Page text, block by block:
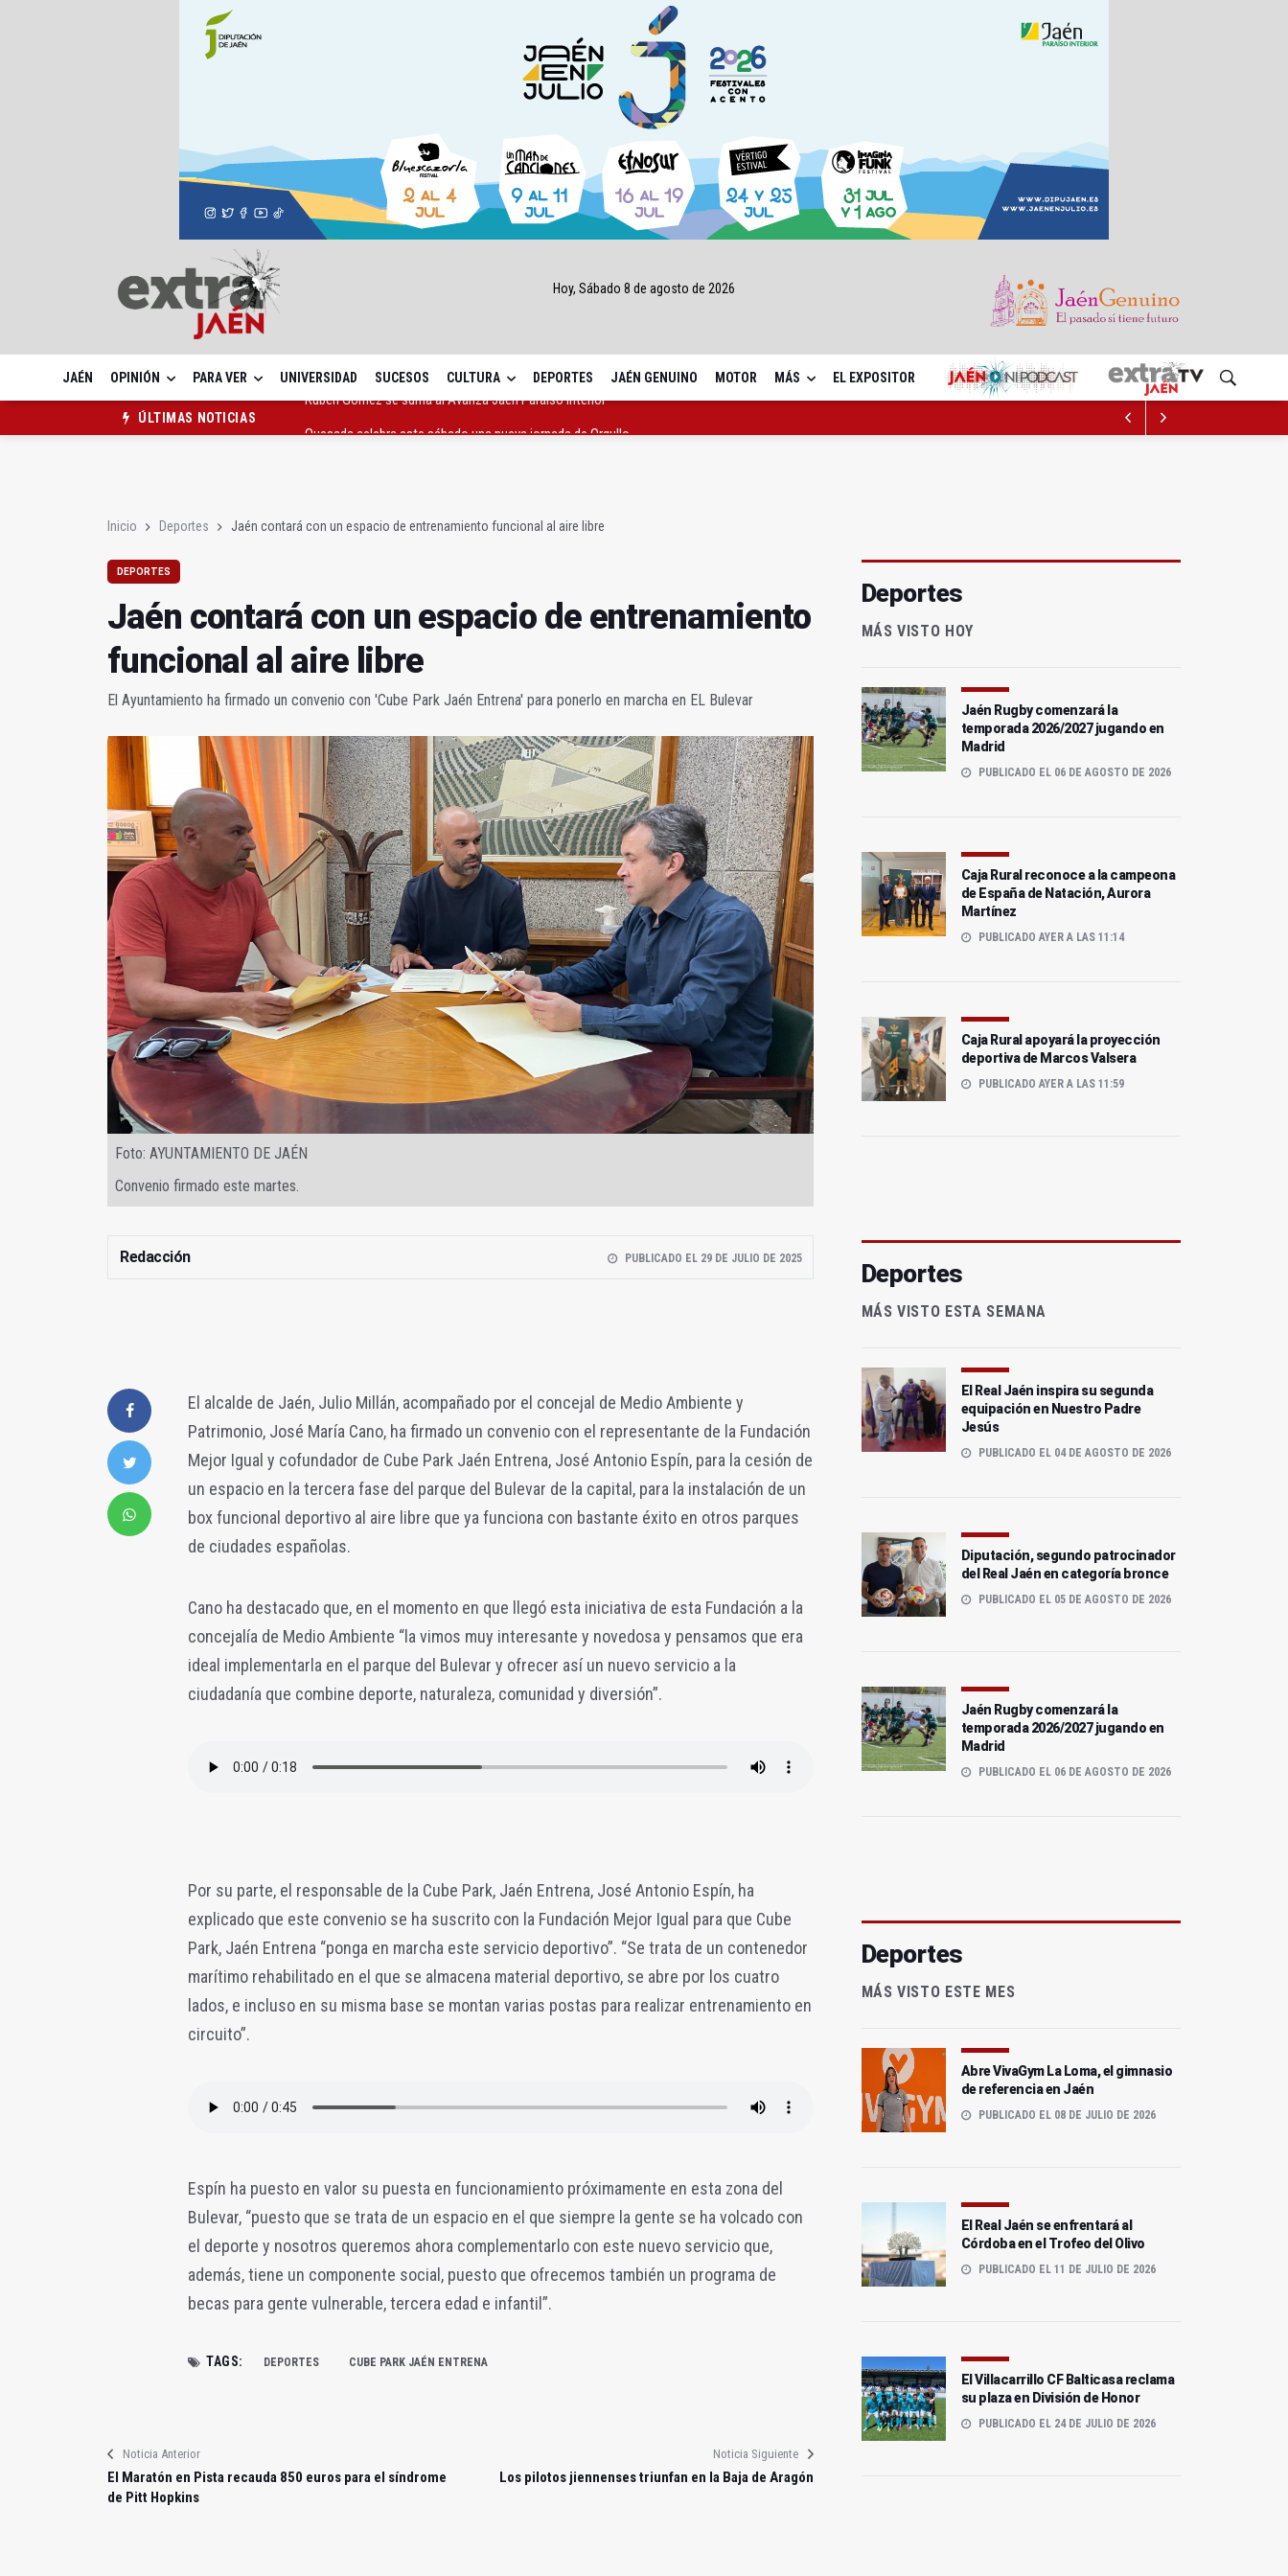
Hoy, Sábado 8 de agosto de 2026
JAÉN OPINIÓN PARA VER UNIVERSIDAD SUCESOS CULTURA DEPORTES JAÉN GENUINO MOTOR MÁS EL EXPOSITOR
ÚLTIMAS NOTICIAS
Inicio Deportes Jaén contará con un espacio de entrenamiento funcional al aire libre
DEPORTES
Jaén contará con un espacio de entrenamiento
funcional al aire libre
El Ayuntamiento ha firmado un convenio con 'Cube Park Jaén Entrena' para ponerlo en marcha en EL Bulevar
Foto: AYUNTAMIENTO DE JAÉN
Convenio firmado este martes.
Redacción PUBLICADO EL 29 DE JULIO DE 2025
El alcalde de Jaén, Julio Millán, acompañado por el concejal de Medio Ambiente y
Patrimonio, José María Cano, ha firmado un convenio con el representante de la Fundación
Mejor Igual y cofundador de Cube Park Jaén Entrena, José Antonio Espín, para la cesión de
un espacio en la tercera fase del parque del Bulevar de la capital, para la instalación de un
box funcional deportivo al aire libre que ya funciona con bastante éxito en otros parques
de ciudades españolas.
Cano ha destacado que, en el momento en que llegó esta iniciativa de esta Fundación a la
concejalía de Medio Ambiente “la vimos muy interesante y novedosa y pensamos que era
ideal implementarla en el parque del Bulevar y ofrecer así un nuevo servicio a la
ciudadanía que combine deporte, naturaleza, comunidad y diversión”.
Por su parte, el responsable de la Cube Park, Jaén Entrena, José Antonio Espín, ha
explicado que este convenio se ha suscrito con la Fundación Mejor Igual para que Cube
Park, Jaén Entrena “ponga en marcha este servicio deportivo”. “Se trata de un contenedor
marítimo rehabilitado en el que se almacena material deportivo, se abre por los cuatro
lados, e incluso en su misma base se montan varias postas para realizar entrenamiento en
circuito”.
Espín ha puesto en valor su puesta en funcionamiento próximamente en esta zona del
Bulevar, “puesto que se trata de un espacio en el que siempre la gente se ha volcado con
el deporte y nosotros queremos ahora complementarlo con este nuevo servicio que,
además, tiene un componente social, puesto que ofrecemos también un programa de
becas para gente vulnerable, tercera edad e infantil”.
TAGS: DEPORTES CUBE PARK JAÉN ENTRENA
Noticia Anterior
El Maratón en Pista recauda 850 euros para el síndrome
de Pitt Hopkins
Noticia Siguiente
Los pilotos jiennenses triunfan en la Baja de Aragón
Deportes
MÁS VISTO HOY
Jaén Rugby comenzará la
temporada 2026/2027 jugando en
Madrid
PUBLICADO EL 06 DE AGOSTO DE 2026
Caja Rural reconoce a la campeona
de España de Natación, Aurora
Martínez
PUBLICADO AYER A LAS 11:14
Caja Rural apoyará la proyección
deportiva de Marcos Valsera
PUBLICADO AYER A LAS 11:59
Deportes
MÁS VISTO ESTA SEMANA
El Real Jaén inspira su segunda
equipación en Nuestro Padre
Jesús
PUBLICADO EL 04 DE AGOSTO DE 2026
Diputación, segundo patrocinador
del Real Jaén en categoría bronce
PUBLICADO EL 05 DE AGOSTO DE 2026
Jaén Rugby comenzará la
temporada 2026/2027 jugando en
Madrid
PUBLICADO EL 06 DE AGOSTO DE 2026
Deportes
MÁS VISTO ESTE MES
Abre VivaGym La Loma, el gimnasio
de referencia en Jaén
PUBLICADO EL 08 DE JULIO DE 2026
El Real Jaén se enfrentará al
Córdoba en el Trofeo del Olivo
PUBLICADO EL 11 DE JULIO DE 2026
El Villacarrillo CF Balticasa reclama
su plaza en División de Honor
PUBLICADO EL 24 DE JULIO DE 2026